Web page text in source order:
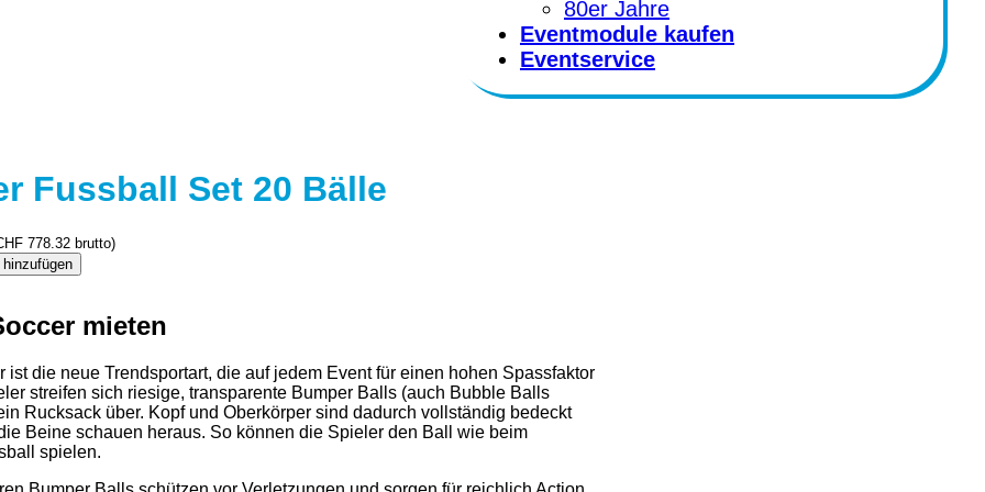
80er Jahre
Eventmodule kaufen
Eventservice
Fussball Set 20 Bälle
778.32 brutto)
mieten
ist die neue Trendsportart, die auf jedem Event für einen hohen Spassfaktor
streifen sich riesige, transparente Bumper Balls (auch Bubble Balls
Rucksack über. Kopf und Oberkörper sind dadurch vollständig bedeckt
Beine schauen heraus. So können die Spieler den Ball wie beim
spielen.